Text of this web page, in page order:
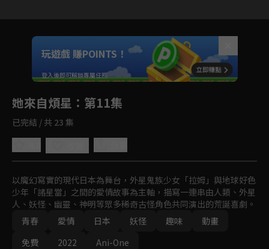
Unmute
如有不便請見諒
玩遊戲 賺POINTS！
登入後即可解鎖專屬任務
她來自煩星 ：第11集
已完結 / 共 23 集
以魔幻寫實的現代日本為舞台，外星鬼族少女「拉姆」與地球好色
少年「諸星當」之間的愛情故事為主軸，描寫一連串由人類、外星
人、妖怪、幽靈、神明等眾多稀奇古怪角色共同演出的荒誕喜劇。
青春
愛情 日本 妖怪 趣味
動畫
免費
2022 Ani-One